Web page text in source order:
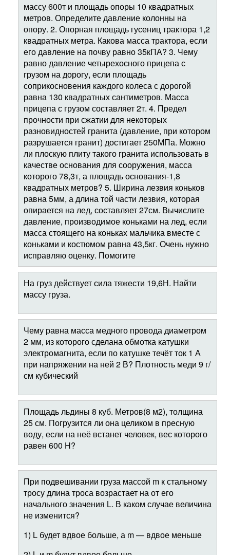
массу 600т и площадь опоры 10 квадратных
метров. Определите давление колонны на
опору. 2. Опорная площадь гусениц трактора 1,2
квадратных метра. Какова масса трактора, если
его давление на почву равно 35кПА? 3. Чему
равно давление четырехосного прицепа с
грузом на дорогу, если площадь
соприкосновения каждого колеса с дорогой
равна 130 квадратных сантиметров. Масса
прицепа с грузом составляет 2т. 4. Предел
прочности при сжатии для некоторых
разновидностей гранита (давление, при котором
разрушается гранит) достигает 250МПа. Можно
ли плоскую плиту такого гранита использовать в
качестве основания для сооружения, масса
которого 78,3т, а площадь основания-1,8
квадратных метров? 5. Ширина лезвия коньков
равна 5мм, а длина той части лезвия, которая
опирается на лед, составляет 27см. Вычислите
давление, производимое коньками на лед, если
масса стоящего на коньках мальчика вместе с
коньками и костюмом равна 43,5кг. Очень нужно
исправляю оценку. Помогите
На груз действует сила тяжести 19,6Н. Найти
массу груза.
Чему равна масса медного провода диаметром
2 мм, из которого сделана обмотка катушки
электромагнита, если по катушке течёт ток 1 А
при напряжении на ней 2 В? Плотность меди 9 г/
см кубический
Площадь льдины 8 куб. Метров(8 м2), толщина
25 см. Погрузится ли она целиком в пресную
воду, если на неё встанет человек, вес которого
равен 600 H?
При подвешивании груза массой m к стальному
тросу длина троса возрастает на от его
начального значения L. В каком случае величина
не изменится?
1) L будет вдвое больше, а m — вдвое меньше